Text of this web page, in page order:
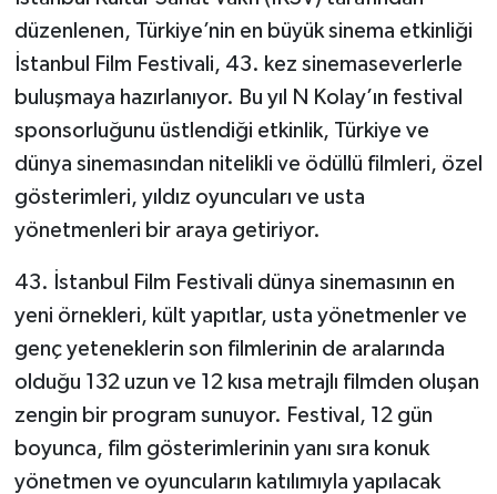
düzenlenen, Türkiye’nin en büyük sinema etkinliği
İstanbul Film Festivali, 43. kez sinemaseverlerle
buluşmaya hazırlanıyor. Bu yıl N Kolay’ın festival
sponsorluğunu üstlendiği etkinlik, Türkiye ve
dünya sinemasından nitelikli ve ödüllü filmleri, özel
gösterimleri, yıldız oyuncuları ve usta
yönetmenleri bir araya getiriyor.
43. İstanbul Film Festivali dünya sinemasının en
yeni örnekleri, kült yapıtlar, usta yönetmenler ve
genç yeteneklerin son filmlerinin de aralarında
olduğu 132 uzun ve 12 kısa metrajlı filmden oluşan
zengin bir program sunuyor. Festival, 12 gün
boyunca, film gösterimlerinin yanı sıra konuk
yönetmen ve oyuncuların katılımıyla yapılacak